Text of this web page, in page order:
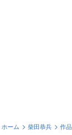
ホーム 柴田恭兵 作品